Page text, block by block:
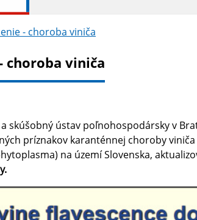
- choroba viniča
choroba viniča
skúšobný ústav poľnohospodársky v
príznakov karanténnej choroby viniča
na území Slovenska,